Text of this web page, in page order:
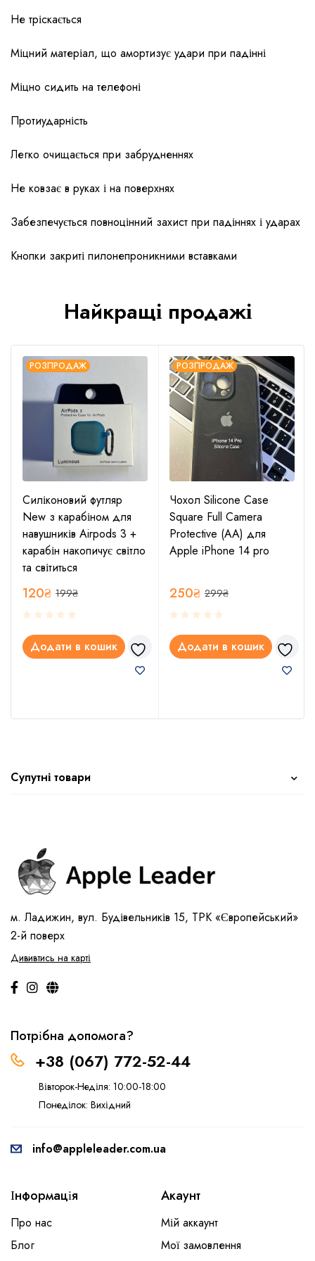
Не тріскається
Міцний матеріал, що амортизує удари при падінні
Міцно сидить на телефоні
Протиударність
Легко очищається при забрудненнях
Не ковзає в руках і на поверхнях
Забезпечується повноцінний захист при падіннях і ударах
Кнопки закриті пилонепроникними вставками
Найкращі продажі
РОЗПРОДАЖ
Силіконовий футляр
New з карабіном для
навушників Airpods 3 +
карабін накопичує світло
та світиться
199₴
120₴
Додати в кошик
РОЗПРОДАЖ
Чохол Silicone Case
Square Full Camera
Protective (AA) для
Apple iPhone 14 pro
299₴
250₴
Додати в кошик
Супутні товари
м. Ладижин, вул. Будівельників 15, ТРК «Європейський»
2-й поверх
Дививтись на карті
Потрібна допомога?
+38 (067) 772-52-44
Вівторок-Неділя: 10:00-18:00
Понеділок: Вихідний
info@appleleader.com.ua
Інформація
Про нас
Блог
Акаунт
Мій аккаунт
Мої замовлення